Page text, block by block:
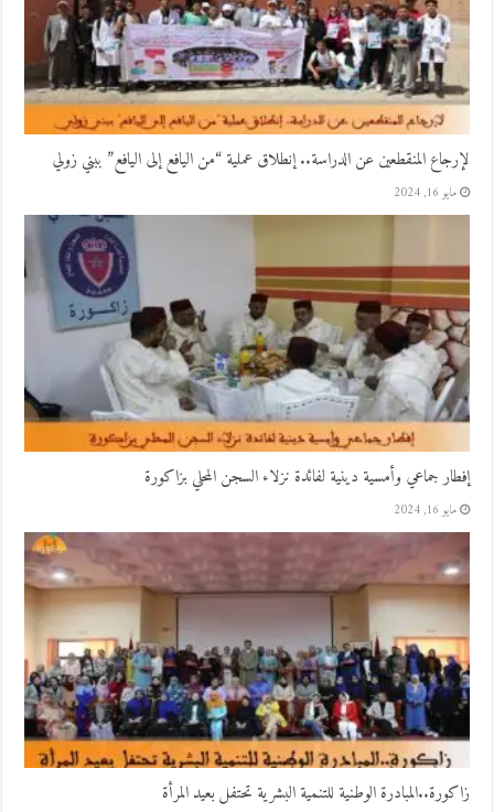
لإرجاع المنقطعين عن الدراسة.. إنطلاق عملية “من اليافع إلى اليافع” ببني زولي
مايو 16, 2024
إفطار جماعي وأمسية دينية لفائدة نزلاء السجن المحلي بزاكورة
مايو 16, 2024
زاكورة..المبادرة الوطنية للتنمية البشرية تحتفل بعيد المرأة